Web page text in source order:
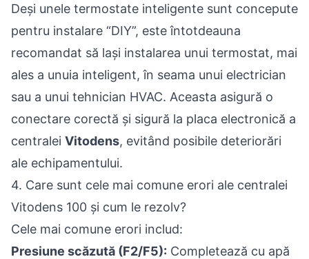
Deși unele termostate inteligente sunt concepute
pentru instalare “DIY”, este întotdeauna
recomandat să lași instalarea unui termostat, mai
ales a unuia inteligent, în seama unui electrician
sau a unui tehnician HVAC. Aceasta asigură o
conectare corectă și sigură la placa electronică a
centralei Vitodens, evitând posibile deteriorări
ale echipamentului.
4. Care sunt cele mai comune erori ale centralei
Vitodens 100 și cum le rezolv?
Cele mai comune erori includ:
Presiune scăzută (F2/F5): Completează cu apă